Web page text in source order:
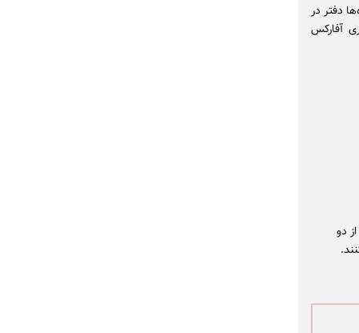
دفتر در
تحت برند تجاری آ‌فارکس
دو